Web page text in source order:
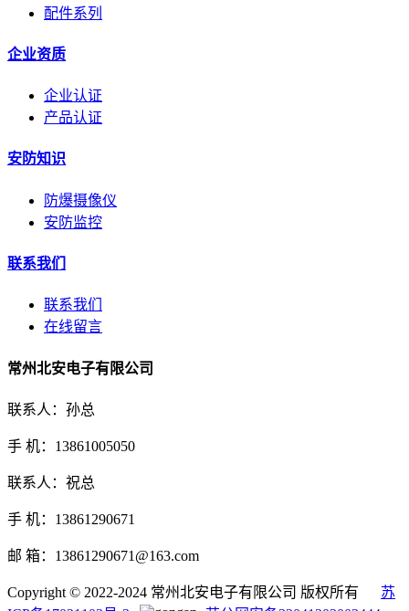
配件系列
企业资质
企业认证
产品认证
安防知识
防爆摄像仪
安防监控
联系我们
联系我们
在线留言
常州北安电子有限公司
联系人：孙总
手 机：13861005050
联系人：祝总
手 机：13861290671
邮 箱：13861290671@163.com
Copyright © 2022-2024 常州北安电子有限公司 版权所有 苏